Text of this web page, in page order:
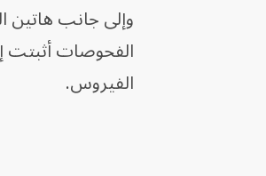
وإلى جانب هاتين
الفحوصات أثبتت
الفيروس.